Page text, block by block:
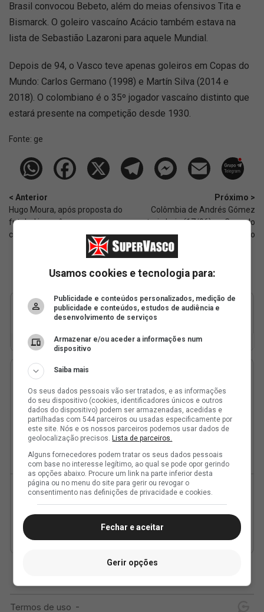
Brasil convocou Bebeto, além do meias ofensivos Tita e
Bismarck. O goleiro vascaíno Acácio também estava na
lista de Sebastião Lazaroni para aquele Mundial.
Depois de 94, o Vasco teve apenas goleiros em Copas do
Mundo: Carlos Germano (1998) e Martín Silva (2014 e
2018). O colombiano é o 35º jogador vascaíno distinto que
estará presente na competição desde 1930.
Fonte: ge
< Anterior
Hugo Moura, após proposta do
futebol japonês, surge com a
camisa do Vasco
Próximo >
Colômbia de Andrés Gómez
estreia hoje (17/06) na Copa do
Mundo
Usamos cookies e tecnologia para:
Publicidade e conteúdos personalizados, medição de
publicidade e conteúdos, estudos de audiência e
desenvolvimento de serviços
Armazenar e/ou aceder a informações num
dispositivo
Saiba mais
Os seus dados pessoais vão ser tratados, e as informações
do seu dispositivo (cookies, identificadores únicos e outros
dados do dispositivo) podem ser armazenadas, acedidas e
partilhadas com 544 parceiros ou usadas especificamente por
este site. Nós e os nossos parceiros podemos usar dados de
geolocalização precisos.Lista de parceiros.
Alguns fornecedores podem tratar os seus dados pessoais
com base no interesse legítimo, ao qual se pode opor gerindo
as opções abaixo. Procure um link na parte inferior desta
página ou no menu do site para gerir ou revogar o
consentimento nas definições de privacidade e cookies.
Fechar e aceitar
Gerir opções